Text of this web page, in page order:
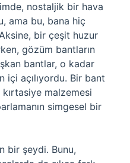
nostaljik bir hava
ama bu, bana hiç
bir çeşit huzur
gözüm bantların
bantlar, o kadar
içi açılıyordu. Bir bant
malzemesi
simgesel bir
bir şeydi. Bunu,